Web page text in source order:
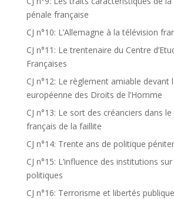
pénale française
CJ n°10: L’Allemagne à la télévision
CJ n°11: Le trentenaire du Centre
Françaises
CJ n°12: Le règlement amiable devant
européenne des Droits de l’Homme
CJ n°13: Le sort des créanciers dans
français de la faillite
CJ n°14: Trente ans de politique
CJ n°15: L’influence des institutions
politiques
CJ n°16: Terrorisme et libertés